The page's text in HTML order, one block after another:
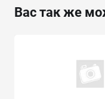
Вас так же